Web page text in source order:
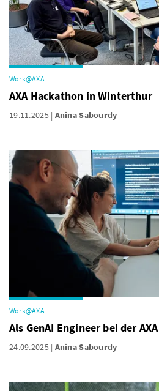
Work@AXA
AXA Hackathon in Winterthur
19.11.2025 Anina Sabourdy
Work@AXA
Als GenAI Engineer bei der AXA
24.09.2025 Anina Sabourdy